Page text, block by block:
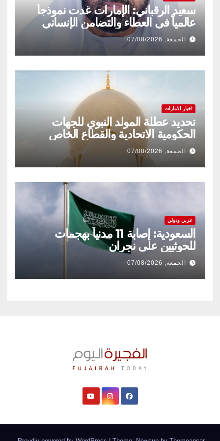
سعيد الرقباني: الإمارات غدت نموذجاً
عالمياً في العطاء والتضامن الإنساني
الجمعة, 07/08/2026
اخبار الامارات
تحديد عطلة المولد النبوي للجهات
الحكومية الاتحادية والقطاع الخاص
الجمعة, 07/08/2026
عربي ودولي
السعودية: إصابة 11 مدنياً بهجمات
للحوثيين على نجران
الجمعة, 07/08/2026